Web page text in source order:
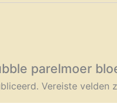
parelmoer
Vereiste velden